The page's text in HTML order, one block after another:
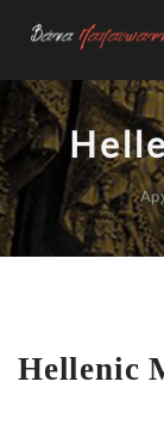
Hellenic